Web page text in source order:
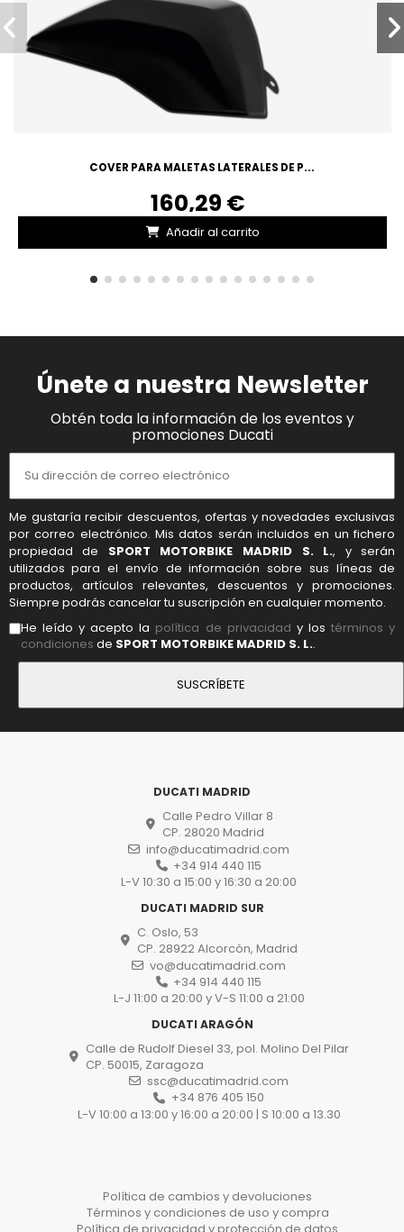
COVER PARA MALETAS LATERALES DE P...
160,29 €
Añadir al carrito
Únete a nuestra Newsletter
Obtén toda la información de los eventos y
promociones Ducati
Me gustaría recibir descuentos, ofertas y novedades exclusivas
por correo electrónico. Mis datos serán incluidos en un fichero
propiedad de SPORT MOTORBIKE MADRID S. L., y serán
utilizados para el envío de información sobre sus líneas de
productos, artículos relevantes, descuentos y promociones.
Siempre podrás cancelar tu suscripción en cualquier momento.
He leído y acepto la política de privacidad y lostérminos y
condiciones de SPORT MOTORBIKE MADRID S. L..
DUCATI MADRID
Calle Pedro Villar 8
CP. 28020 Madrid
info@ducatimadrid.com
+34 914 440 115
L-V 10:30 a 15:00 y 16:30 a 20:00
DUCATI MADRID SUR
C. Oslo, 53
CP. 28922 Alcorcón, Madrid
vo@ducatimadrid.com
+34 914 440 115
L-J 11:00 a 20:00 y V-S 11:00 a 21:00
DUCATI ARAGÓN
Calle de Rudolf Diesel 33, pol. Molino Del Pilar
CP. 50015, Zaragoza
ssc@ducatimadrid.com
+34 876 405 150
L-V 10:00 a 13:00 y 16:00 a 20:00 | S 10:00 a 13.30
Política de cambios y devoluciones
Términos y condiciones de uso y compra